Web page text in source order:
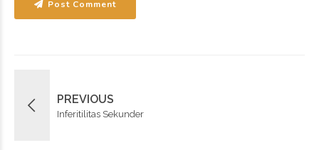
Post Comment
PREVIOUS
Inferitilitas Sekunder